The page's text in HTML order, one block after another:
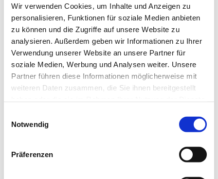
Wir verwenden Cookies, um Inhalte und Anzeigen zu
personalisieren, Funktionen für soziale Medien anbieten
zu können und die Zugriffe auf unsere Website zu
analysieren. Außerdem geben wir Informationen zu Ihrer
Verwendung unserer Website an unsere Partner für
soziale Medien, Werbung und Analysen weiter. Unsere
Partner führen diese Informationen möglicherweise mit
weiteren Daten zusammen, die Sie ihnen bereitgestellt
Notwendig
Präferenzen
loadingjobninja.com
for more